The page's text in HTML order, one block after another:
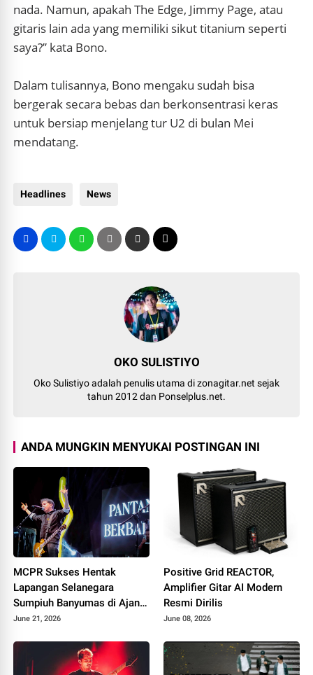
nada. Namun, apakah The Edge, Jimmy Page, atau
gitaris lain ada yang memiliki sikut titanium seperti
saya?” kata Bono.
Dalam tulisannya, Bono mengaku sudah bisa
bergerak secara bebas dan berkonsentrasi keras
untuk bersiap menjelang tur U2 di bulan Mei
mendatang.
Headlines News
OKO SULISTIYO
Oko Sulistiyo adalah penulis utama di zonagitar.net sejak
tahun 2012 dan Ponselplus.net.
ANDA MUNGKIN MENYUKAI POSTINGAN INI
MCPR Sukses Hentak
Lapangan Selanegara
Sumpiuh Banyumas di Ajang
76 Silaturahmi HAPPIII
June 21, 2026
Positive Grid REACTOR,
Amplifier Gitar AI Modern
Resmi Dirilis
June 08, 2026